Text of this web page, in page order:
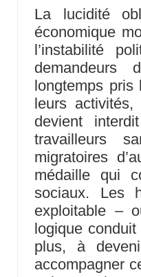
La lucidité
économique
l’instabilité
demandeurs
longtemps pris
leurs
devient
travailleurs
migratoires
médaille qui
sociaux. Les
exploitable –
logique conduit
plus, à
accompagner